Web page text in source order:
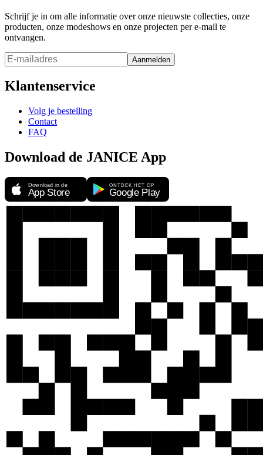
Schrijf je in om alle informatie over onze nieuwste collecties, onze
producten, onze modeshows en onze projecten per e-mail te
ontvangen.
Aanmelden
Klantenservice
Volg je bestelling
Contact
FAQ
Download de JANICE App